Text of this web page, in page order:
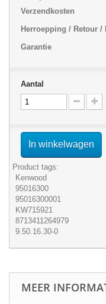
Verzendkosten
Herroepping / Retour /
Garantie
Aantal
In winkelwagen
Product tags:
Kenwood
95016300
95016300001
KW715921
8713411264979
9.50.16.30-0
MEER